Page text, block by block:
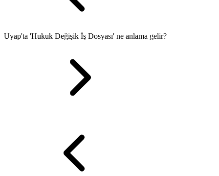
Uyap'ta 'Hukuk Değişik İş Dosyası' ne anlama gelir?